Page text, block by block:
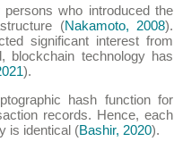
who introduced the
(Nakamoto, 2008).
significant interest from
blockchain technology has
).
hash function for
records. Hence, each
is identical (Bashir, 2020).